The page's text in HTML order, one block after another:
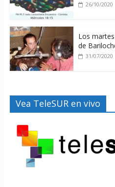
26/10/2020
Los
de
31/07/2020
Vea TeleSUR en vivo